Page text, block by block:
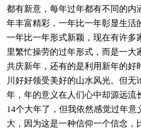
都有新意，每年过年都有不同的内
年丰富精彩，一年比一年彰显生活
一年比一年形式新颖，现在有许多
里繁忙操劳的过年形式，而是一大
共庆新年，还有的是利用新年的好
川好好领受美好的山水风光。但无
年，年的意义在人们心中却源远流
14个大年了，但我依然感觉过年意
大，因为这是一种信仰一个信念，